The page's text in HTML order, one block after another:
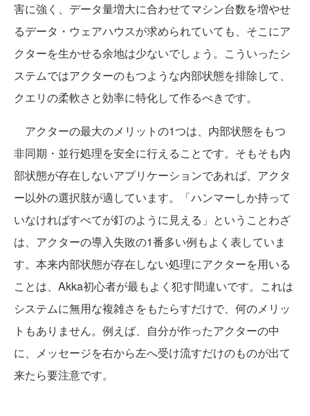
害に強く、データ量増大に合わせてマシン台数を増やせ
るデータ・ウェアハウスが求められていても、そこにア
クターを生かせる余地は少ないでしょう。こういったシ
ステムではアクターのもつような内部状態を排除して、
クエリの柔軟さと効率に特化して作るべきです。
アクターの最大のメリットの1つは、内部状態をもつ
非同期・並行処理を安全に行えることです。そもそも内
部状態が存在しないアプリケーションであれば、アクタ
ー以外の選択肢が適しています。「ハンマーしか持って
いなければすべてが釘のように見える」ということわざ
は、アクターの導入失敗の1番多い例もよく表していま
す。本来内部状態が存在しない処理にアクターを用いる
ことは、Akka初心者が最もよく犯す間違いです。これは
システムに無用な複雑さをもたらすだけで、何のメリッ
トもありません。例えば、自分が作ったアクターの中
に、メッセージを右から左へ受け流すだけのものが出て
来たら要注意です。